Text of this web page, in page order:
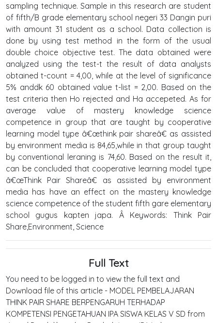
sampling technique. Sample in this research are student
of fifth/B grade elementary school negeri 33 Dangin puri
with amount 31 student as a school. Data collection is
done by using test method in the form of the usual
double choice objective test. The data obtained were
analyzed using the test-t the result of data analysts
obtained t-count = 4,00, while at the level of significance
5% anddk 60 obtained value t-list = 2,00. Based on the
test criteria then Ho rejected and Ha accepeted. As for
average value of mastery knowledge science
competence in group that are taught by cooperative
learning model type â€œthink pair shareâ€ as assisted
by environment media is 84,65,while in that group taught
by conventional leraning is 74,60. Based on the result it,
can be concluded that cooperative learning model type
â€œThink Pair Shareâ€ as assisted by environment
media has have an effect on the mastery knowledge
science competence of the student fifth gare elementary
school gugus kapten japa. Â Keywords: Think Pair
Share,Environment, Science
Full Text
You need to be logged in to view the full text and
Download file of this article - MODEL PEMBELAJARAN
THINK PAIR SHARE BERPENGARUH TERHADAP
KOMPETENSI PENGETAHUAN IPA SISWA KELAS V SD from